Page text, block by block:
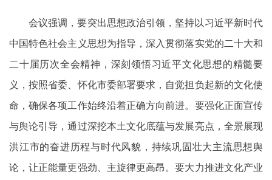
会议强调，要突出思想政治引领，坚持以习近平新时代
中国特色社会主义思想为指导，深入贯彻落实党的二十大和
二十届历次全会精神，深刻领悟习近平文化思想的精髓要
义，按照省委、怀化市委部署要求，自觉担负起新的文化使
命，确保各项工作始终沿着正确方向前进。要强化正面宣传
与舆论引导，通过深挖本土文化底蕴与发展亮点，全景展现
洪江市的奋进历程与时代风貌，持续巩固壮大主流思想舆
论，让正能量更强劲、主旋律更高昂。要大力推进文化产业